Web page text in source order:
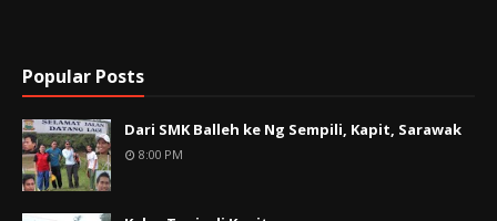
Popular Posts
Dari SMK Balleh ke Ng Sempili, Kapit, Sarawak
8:00 PM